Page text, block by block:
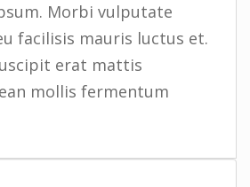
Morbi vulputate
facilisis mauris luctus et.
erat mattis
mollis fermentum